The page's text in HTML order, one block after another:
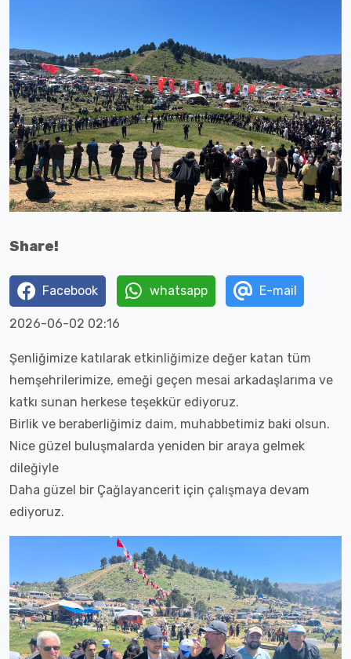
Share!
Facebook whatsapp E-mail
2026-06-02 02:16
Şenliğimize katılarak etkinliğimize değer katan tüm
hemşehrilerimize, emeği geçen mesai arkadaşlarıma ve
katkı sunan herkese teşekkür ediyoruz.
Birlik ve beraberliğimiz daim, muhabbetimiz baki olsun.
Nice güzel buluşmalarda yeniden bir araya gelmek
dileğiyle
Daha güzel bir Çağlayancerit için çalışmaya devam
ediyoruz.